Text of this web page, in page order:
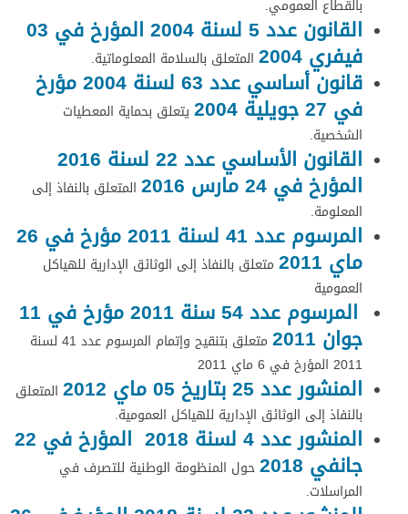
بالقطاع العمومي.
القانون عدد 5 لسنة 2004 المؤرخ في 03
فيفري 2004 المتعلق بالسلامة المعلوماتية.
قانون أساسي عدد 63 لسنة 2004 مؤرخ
في 27 جويلية 2004
يتعلق بحماية المعطيات
الشخصية.
القانون الأساسي عدد 22 لسنة 2016
المؤرخ في 24 مارس 2016
المتعلق بالنفاذ إلى
المعلومة.
المرسوم عدد 41 لسنة 2011 مؤرخ في 26
ماي 2011
متعلق بالنفاذ إلى الوثائق الإدارية للهياكل
العمومية
المرسوم عدد 54 سنة 2011 مؤرخ في 11
جوان 2011
متعلق بتنقيح وإتمام المرسوم عدد 41 لسنة
2011 المؤرخ في 6 ماي 2011
المنشور عدد 25 بتاريخ 05 ماي 2012
المتعلق
بالنفاذ إلى الوثائق الإدارية للهياكل العمومية.
المنشور عدد 4 لسنة 2018 المؤرخ في 22
جانفي 2018
حول المنظومة الوطنية للتصرف في
المراسلات.